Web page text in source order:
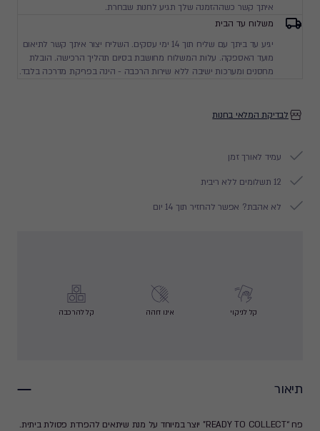
איתך קשר כשההזמנה שלך תגיע לחנות שבחרת.
משלוח עד הבית
יגיע עד ביתך עם שליח תוך 14 ימי עסקים. השליח יצור איתך קשר לתיאום
מועד האספקה. עלות המשלוח מחושבת בסיום תהליך הרכישה. הובלת
מחסנים ומערכות ישיבה ללא שירות הרכבה - הינה בפריקת מדרכה בלבד.
לבדיקת המלאי בחנות
עמיד לאורך זמן
12 תשלומים ללא ריבית
לא אהבת? אפשר להחזיר תוך 14 יום
קל לניקוי אינו דוהה קל להרכבה
תיאור
פח “READY TO COLLECT” יוצר במיוחד על מנת שיתאים להפרדת פסולת ביתית.